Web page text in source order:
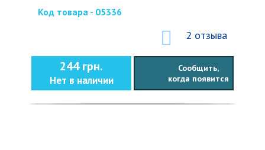
Код товара - 05336
2 отзыва
244 грн.
Нет в наличии
Сообщить,
когда появится